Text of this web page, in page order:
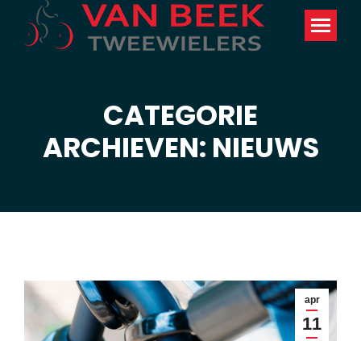
CATEGORIE
ARCHIEVEN: NIEUWS
Je bent hier:
apr
11